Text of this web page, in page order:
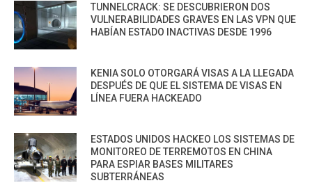
TUNNELCRACK: SE DESCUBRIERON DOS
VULNERABILIDADES GRAVES EN LAS VPN QUE
HABÍAN ESTADO INACTIVAS DESDE 1996
KENIA SOLO OTORGARÁ VISAS A LA LLEGADA
DESPUÉS DE QUE EL SISTEMA DE VISAS EN
LÍNEA FUERA HACKEADO
ESTADOS UNIDOS HACKEO LOS SISTEMAS DE
MONITOREO DE TERREMOTOS EN CHINA
PARA ESPIAR BASES MILITARES
SUBTERRÁNEAS